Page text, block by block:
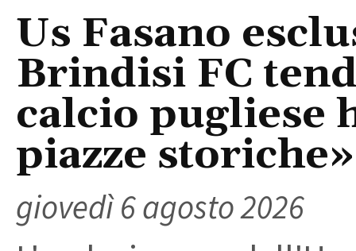
Us Fasano
Brindisi FC
calcio pugliese
piazze storiche»
giovedì 6 agosto 2026